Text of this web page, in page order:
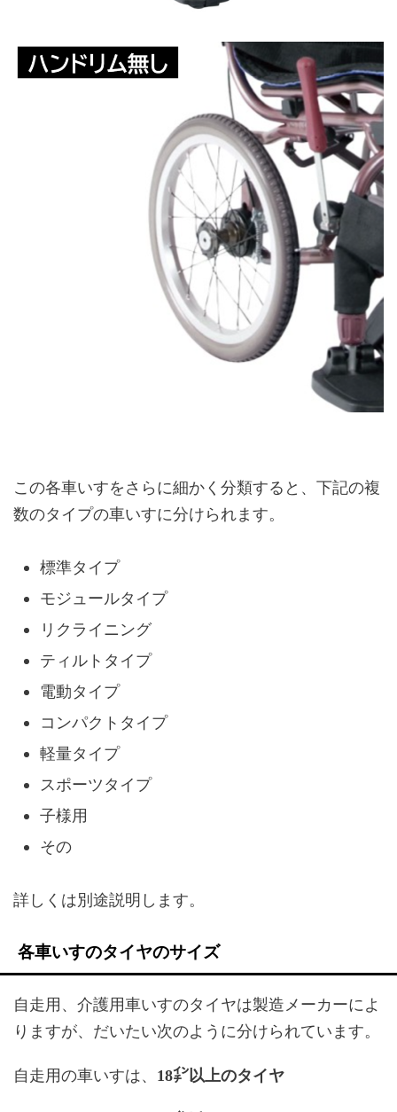
この各車いすをさらに細かく分類すると、下記の複
数のタイプの車いすに分けられます。
標準タイプ
モジュールタイプ
リクライニング
ティルトタイプ
電動タイプ
コンパクトタイプ
軽量タイプ
スポーツタイプ
子様用
その
詳しくは別途説明します。
各車いすのタイヤのサイズ
自走用、介護用車いすのタイヤは製造メーカーによ
りますが、だいたい次のように分けられています。
自走用の車いすは、 18㌅以上のタイヤ